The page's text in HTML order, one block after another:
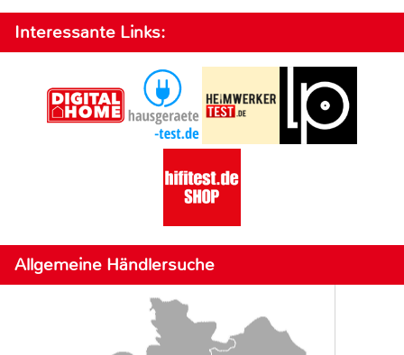
Interessante Links:
Allgemeine Händlersuche